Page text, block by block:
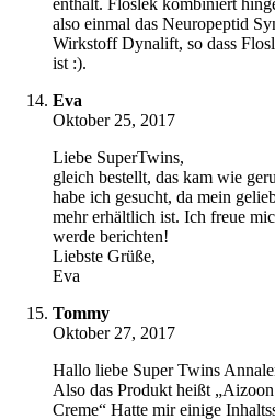
enthält. Floslek kombiniert
also einmal das Neuropeptid
Wirkstoff Dynalift, so dass
ist :).
Eva
Oktober 25, 2017
Liebe SuperTwins,
gleich bestellt, das kam wie
habe ich gesucht, da mein
mehr erhältlich ist. Ich freue
werde berichten!
Liebste Grüße,
Eva
Tommy
Oktober 27, 2017
Hallo liebe Super Twins
Also das Produkt heißt
Creme“ Hatte mir einige